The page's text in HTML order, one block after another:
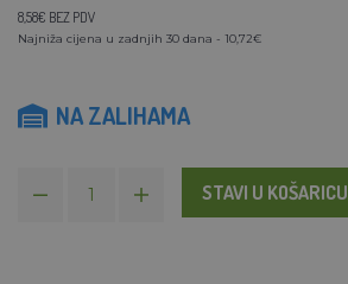
8,58€ BEZ PDV
Najniža cijena u zadnjih 30 dana - 10,72€
NA ZALIHAMA
STAVI U KOŠARICU